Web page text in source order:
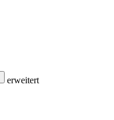
erweitert